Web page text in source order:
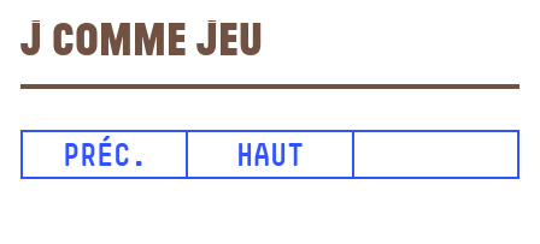
J comme Jeu
PRÉC. HAUT